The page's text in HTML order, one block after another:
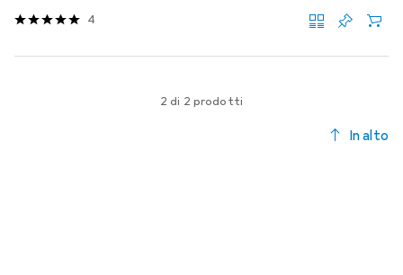
4
2 di 2 prodotti
In alto